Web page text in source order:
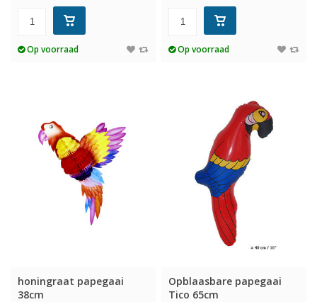
Op voorraad Op voorraad
honingraat papegaai
38cm
Opblaasbare papegaai
Tico 65cm